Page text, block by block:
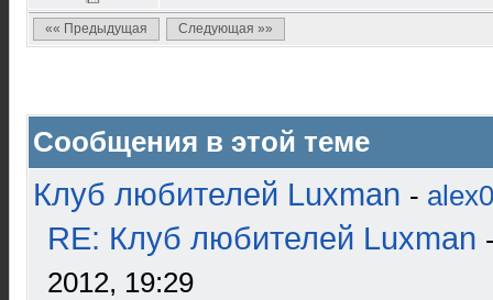
«« Предыдущая Следующая »»
Сообщения в этой теме
Клуб любителей Luxman -
RE: Клуб любителей Luxman
2012, 19:29